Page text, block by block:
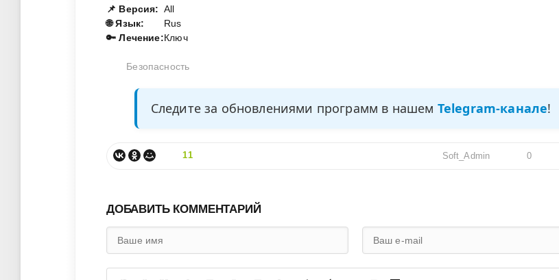
📌 Версия: All
🌐 Язык:
Rus
🔑 Лечение:Ключ
Безопасность
Следите за обновлениями программ в нашем Telegram-канале!
11 Soft_Admin 0
ДОБАВИТЬ КОММЕНТАРИЙ